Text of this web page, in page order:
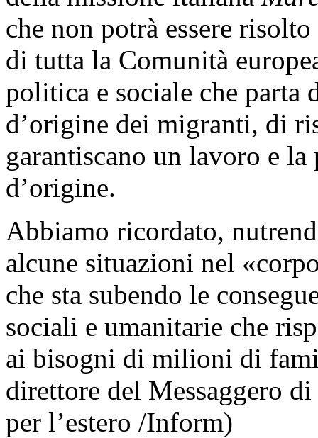
che non potrà essere
di tutta la Comunità
politica e sociale che parta
d’origine dei migranti, di
garantiscano un lavoro e
d’origine.
Abbiamo ricordato,
alcune situazioni nel
che sta subendo le
sociali e umanitarie che
ai bisogni di milioni di
direttore del Messaggero
per l’estero /Inform)